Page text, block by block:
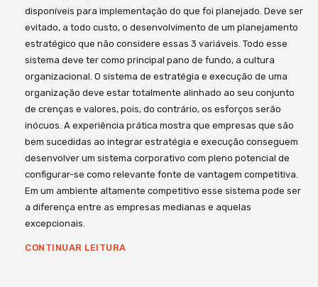
disponíveis para implementação do que foi planejado. Deve ser
evitado, a todo custo, o desenvolvimento de um planejamento
estratégico que não considere essas 3 variáveis. Todo esse
sistema deve ter como principal pano de fundo, a cultura
organizacional. O sistema de estratégia e execução de uma
organização deve estar totalmente alinhado ao seu conjunto
de crenças e valores, pois, do contrário, os esforços serão
inócuos. A experiência prática mostra que empresas que são
bem sucedidas ao integrar estratégia e execução conseguem
desenvolver um sistema corporativo com pleno potencial de
configurar-se como relevante fonte de vantagem competitiva.
Em um ambiente altamente competitivo esse sistema pode ser
a diferença entre as empresas medianas e aquelas
excepcionais.
CONTINUAR LEITURA